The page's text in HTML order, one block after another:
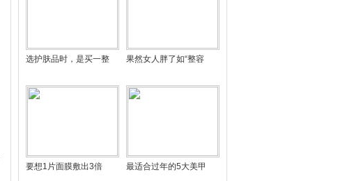
选护肤品时，是买一整 果然女人胖了如“整容
要想1片面膜敷出3倍 最适合过年的5大美甲